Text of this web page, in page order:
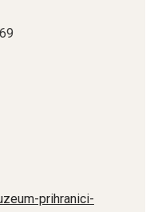
prihranici-